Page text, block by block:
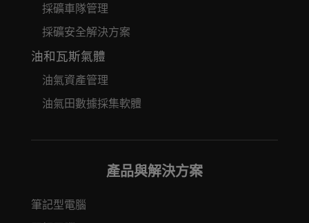
採礦車隊管理
採礦安全解決方案
油和瓦斯氣體
油氣資產管理
油氣田數據採集軟體
產品與解決方案
筆記型電腦